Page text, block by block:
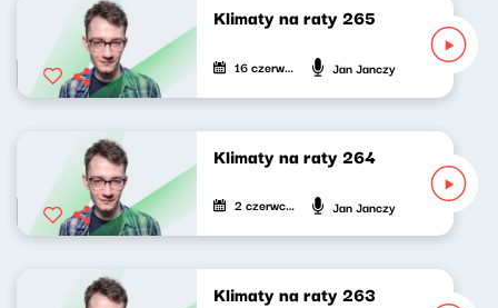
Klimaty na raty 265
16 czerwca 2026 Jan Janczy
Klimaty na raty 264
2 czerwca 2026 Jan Janczy
Klimaty na raty 263